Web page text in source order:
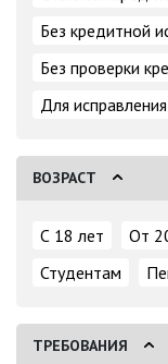
Без кредитной
Без проверки
Для
ВОЗРАСТ
С 18 лет От
Студентам
ТРЕБОВАНИЯ